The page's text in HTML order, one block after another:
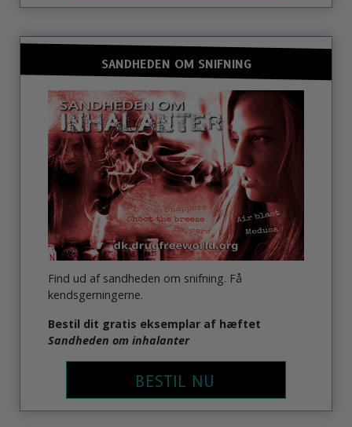
SANDHEDEN OM SNIFNING
Find ud af sandheden om snifning. Få
kendsgerningerne.
Bestil dit gratis eksemplar af hæftet
Sandheden om inhalanter
BESTIL NU